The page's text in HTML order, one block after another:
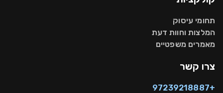
תחומי עיסוק
המלצות וחוות דעת
מאמרים משפטיים
צרו קשר
+97239218887